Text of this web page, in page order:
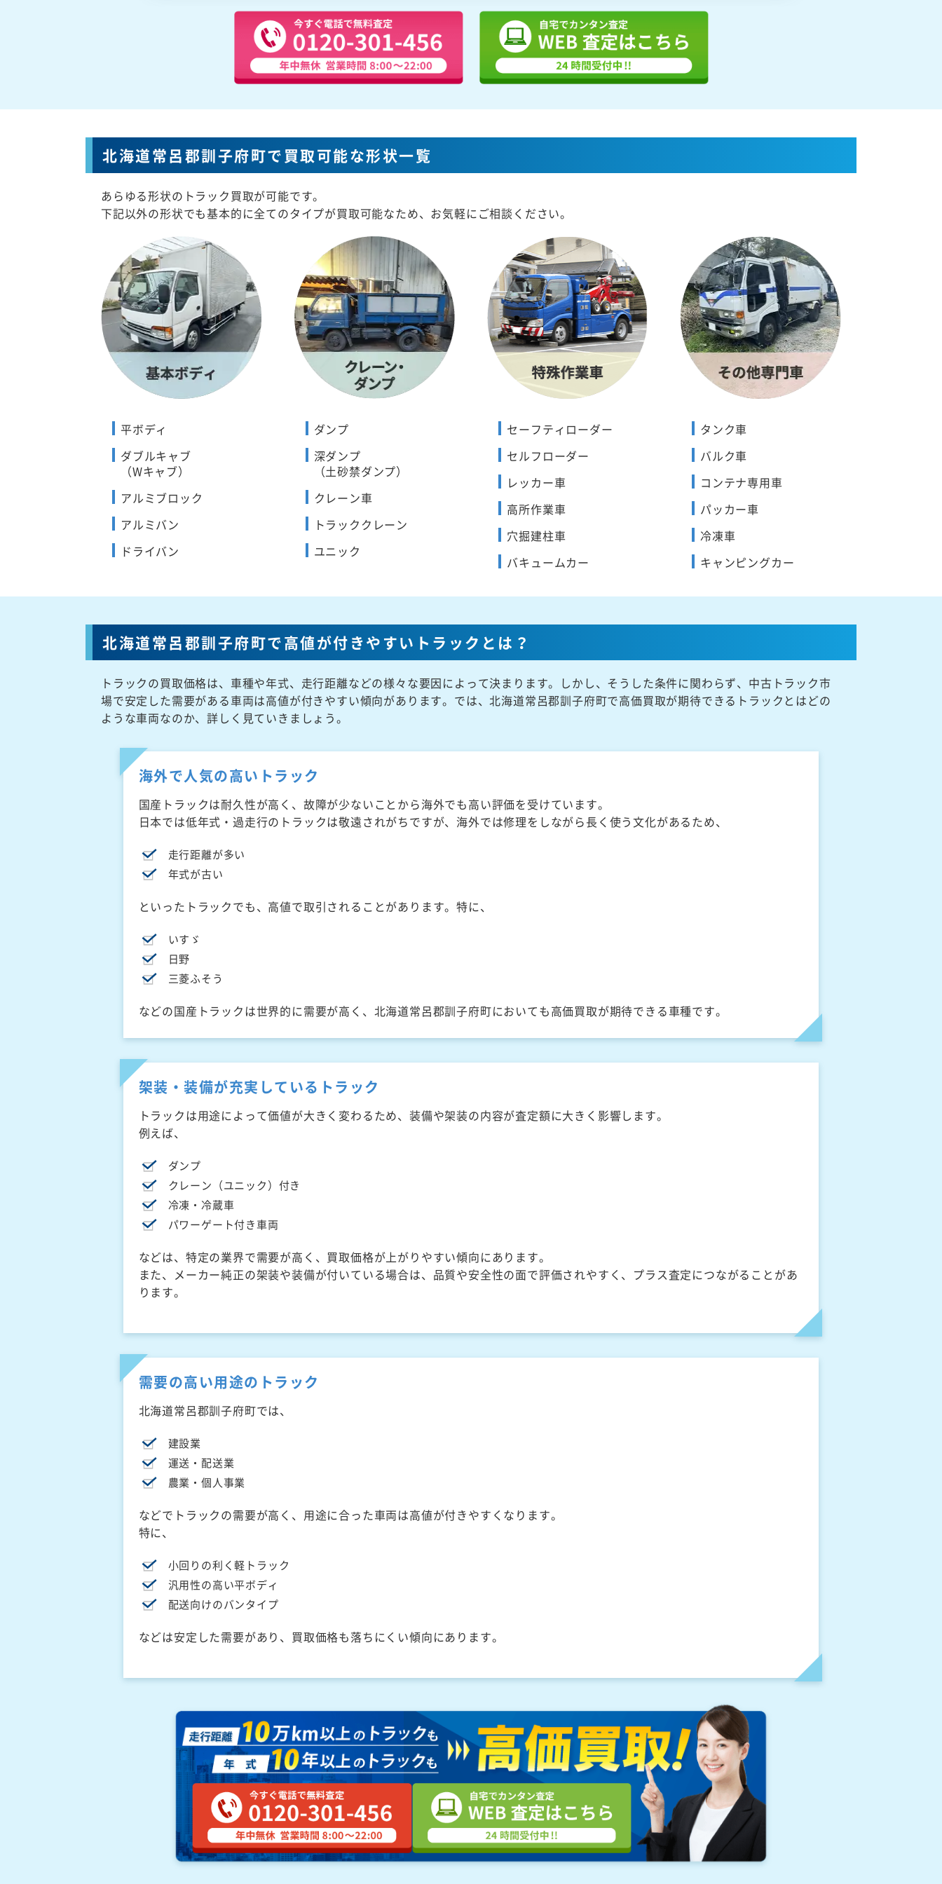
北海道常呂郡訓子府町で買取可能な形状一覧
あらゆる形状のトラック買取が可能です。
下記以外の形状でも基本的に全てのタイプが買取可能なため、お気軽にご相談ください。
平ボディ
ダブルキャブ
（Wキャブ）
アルミブロック
アルミバン
ドライバン
ダンプ
深ダンプ
（土砂禁ダンプ）
クレーン車
トラッククレーン
ユニック
セーフティローダー
セルフローダー
レッカー車
高所作業車
穴掘建柱車
バキュームカー
タンク車
バルク車
コンテナ専用車
パッカー車
冷凍車
キャンピングカー
北海道常呂郡訓子府町で高値が付きやすいトラックとは？
トラックの買取価格は、車種や年式、走行距離などの様々な要因によって決まります。しかし、そうした条件に関わらず、中古トラック市
場で安定した需要がある車両は高値が付きやすい傾向があります。では、北海道常呂郡訓子府町で高価買取が期待できるトラックとはどの
ような車両なのか、詳しく見ていきましょう。
海外で人気の高いトラック
国産トラックは耐久性が高く、故障が少ないことから海外でも高い評価を受けています。
日本では低年式・過走行のトラックは敬遠されがちですが、海外では修理をしながら長く使う文化があるため、
走行距離が多い
年式が古い
といったトラックでも、高値で取引されることがあります。特に、
いすゞ
日野
三菱ふそう
などの国産トラックは世界的に需要が高く、北海道常呂郡訓子府町においても高価買取が期待できる車種です。
架装・装備が充実しているトラック
トラックは用途によって価値が大きく変わるため、装備や架装の内容が査定額に大きく影響します。
例えば、
ダンプ
クレーン（ユニック）付き
冷凍・冷蔵車
パワーゲート付き車両
などは、特定の業界で需要が高く、買取価格が上がりやすい傾向にあります。
また、メーカー純正の架装や装備が付いている場合は、品質や安全性の面で評価されやすく、プラス査定につながることがあ
ります。
需要の高い用途のトラック
北海道常呂郡訓子府町では、
建設業
運送・配送業
農業・個人事業
などでトラックの需要が高く、用途に合った車両は高値が付きやすくなります。
特に、
小回りの利く軽トラック
汎用性の高い平ボディ
配送向けのバンタイプ
などは安定した需要があり、買取価格も落ちにくい傾向にあります。